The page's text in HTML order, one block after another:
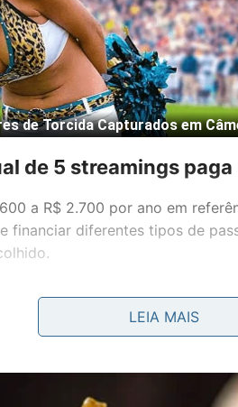
de 5 streamings paga
a R$ 2.700 por ano em
financiar diferentes tipos de
LEIA MAIS